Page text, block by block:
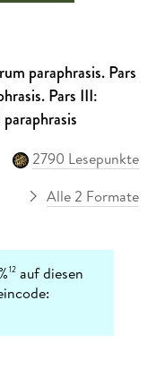
paraphrasis. Pars
Pars III:
2790 Lesepunkte
Alle 2 Formate
12 auf diesen